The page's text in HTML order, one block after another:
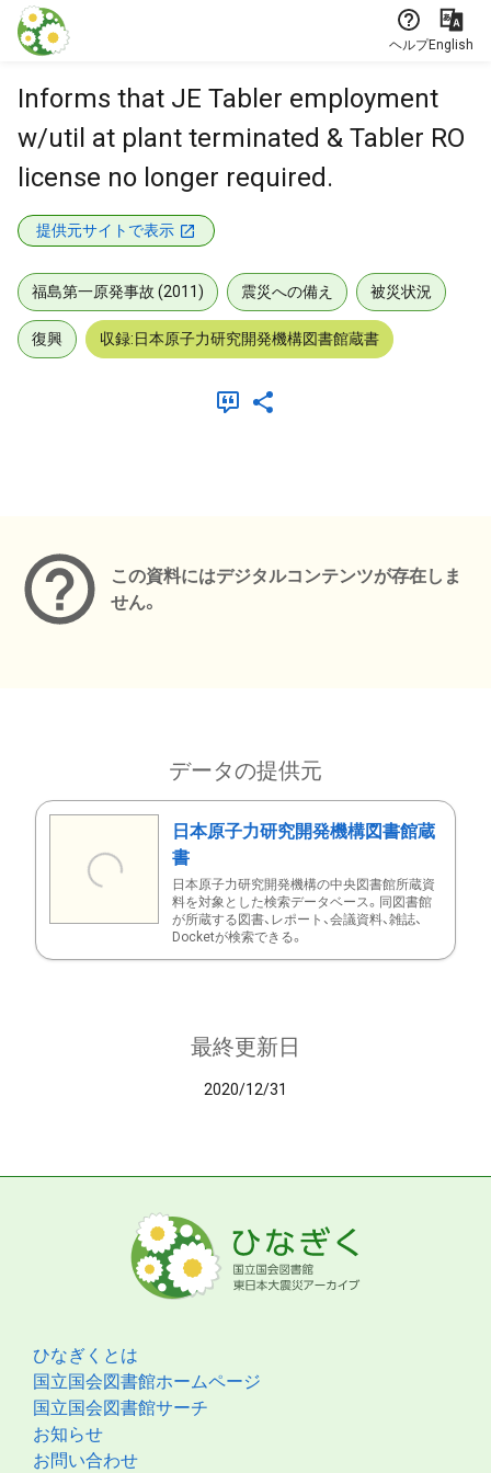
本文に飛ぶ
ヘルプEnglish
Informs that JE Tabler employment
w/util at plant terminated & Tabler RO
license no longer required.
提供元サイトで表示
福島第一原発事故 (2011) 震災への備え 被災状況
復興 収録:日本原子力研究開発機構図書館蔵書
この資料にはデジタルコンテンツが存在しま
せん。
データの提供元
日本原子力研究開発機構図書館蔵
書
日本原子力研究開発機構の中央図書館所蔵資
料を対象とした検索データベース。同図書館
が所蔵する図書、レポート、会議資料、雑誌、
Docketが検索できる。
最終更新日
2020/12/31
ひなぎくとは
国立国会図書館ホームページ
国立国会図書館サーチ
お知らせ
お問い合わせ